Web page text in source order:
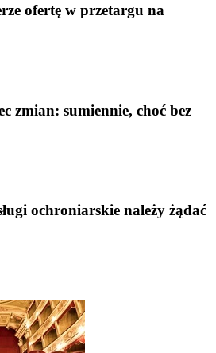
ofertę w przetargu na
zmian: sumiennie, choć bez
ochroniarskie należy żądać